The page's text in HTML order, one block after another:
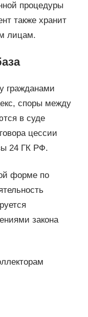
процедуры
также хранит
лицам.
гражданами
споры между
в суде
цессии
24 ГК РФ.
форме по
закона